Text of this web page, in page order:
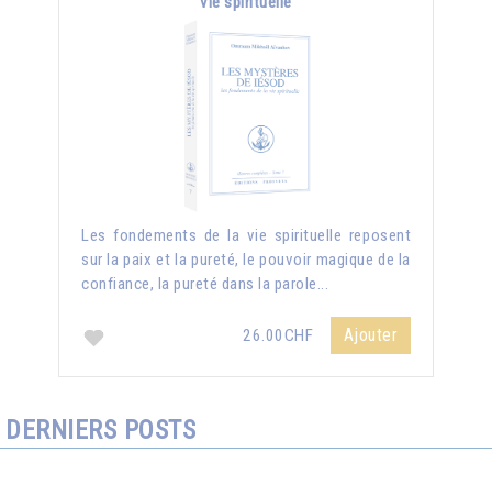
Les fondements de la vie spirituelle reposent
sur la paix et la pureté, le pouvoir magique de la
confiance, la pureté dans la parole...
26.00CHF Ajouter
DERNIERS POSTS